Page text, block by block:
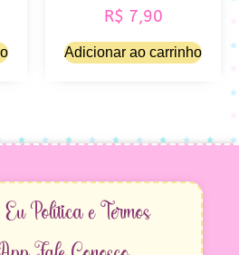
R$ 7,90
Adicionar ao carrinho
EuPolítica e Termos